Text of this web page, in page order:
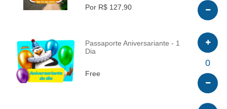
Por R$ 127,90
INFO
Passaporte Aniversariante - 1
Dia
Free
0